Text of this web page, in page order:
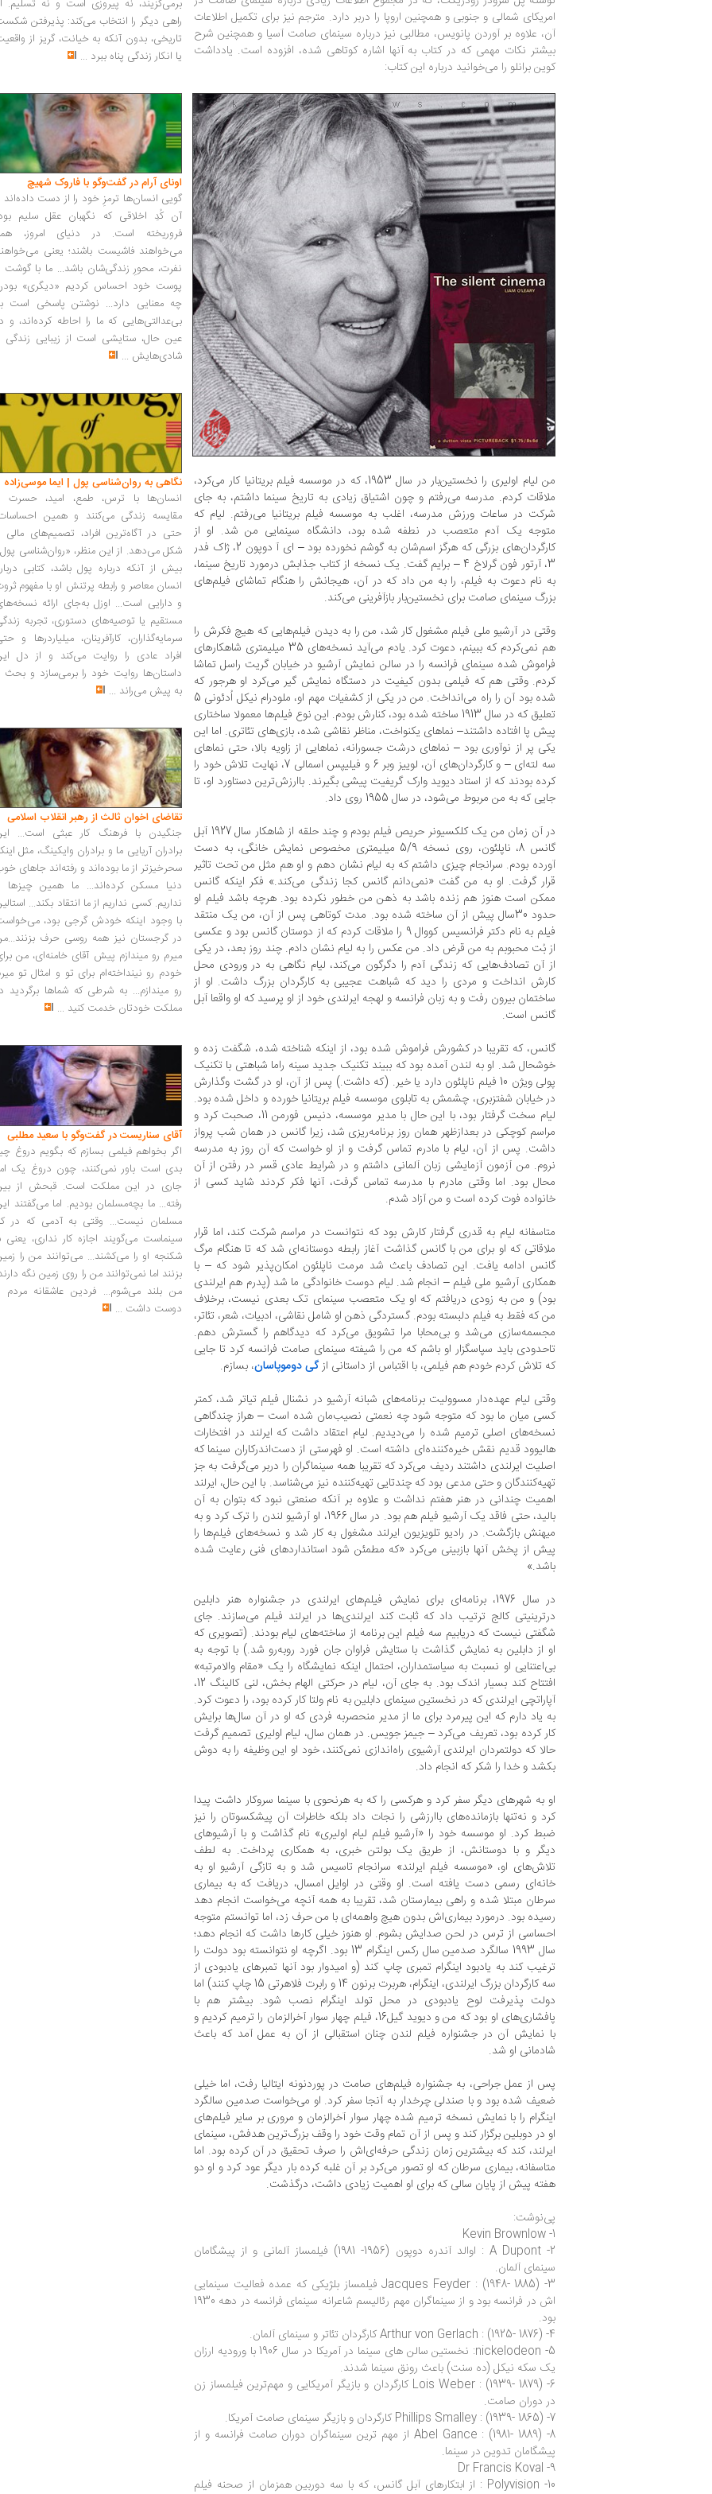
امریکای شمالی و جنوبی و همچنین اروپا را دربر دارد. مترجم نیز برای تکمیل اطلاعات
آن، علاوه بر آوردن پانویس، مطالبی نیز درباره سینمای صامت آسیا و همچنین شرح
بیشتر نکات مهمی که در کتاب به آنها اشاره کوتاهی شده، افزوده است. یادداشت
کوین برانلو را می‌خوانید درباره این کتاب:
من لیام اولیری را نخستین‌بار در سال 1953، که در موسسه فیلم بریتانیا کار می‌کرد،
ملاقات کردم. مدرسه می‌رفتم و چون اشتیاق زیادی به تاریخ سینما داشتم، به جای
شرکت در ساعات ورزش مدرسه، اغلب به موسسه فیلم بریتانیا می‌رفتم. لیام که
متوجه یک آدم متعصب در نطفه شده بود، دانشگاه سینمایی من شد. او از
کارگردان‌های بزرگی که هرگز اسم‌شان به گوشم نخورده بود – ‌ای آ دوپون 2، ژاک فدر
3، آرتور فون گرلاخ 4 – برایم گفت. یک نسخه از کتاب جذابش درمورد تاریخ سینما،
به نام دعوت به فیلم، را به من داد که در آن، هیجانش را هنگام تماشای فیلم‌های
بزرگ سینمای صامت برای نخستین‌بار بازآفرینی می‌کند.
وقتی در آرشیو ملی فیلم مشغول کار شد، من را به دیدن فیلم‌هایی که هیچ فکرش را
هم نمی‌کردم که ببینم، دعوت کرد. یادم می‌آید نسخه‌های 35 میلیمتری شاهکارهای
فراموش شده سینمای فرانسه را در سالن نمایش آرشیو در خیابان گریت راسل تماشا
کردم. وقتی هم که فیلمی بدون کیفیت در دستگاه نمایش گیر می‌کرد او هرجور که
شده بود آن را راه می‌انداخت. من در یکی از کشفیات مهم او، ملودرام نیکل اُدئونی 5
تعلیق که در سال 1913 ساخته شده بود، کنارش بودم. این نوع فیلم‌ها معمولا ساختاری
پیش پا افتاده داشتند– نماهای یکنواخت، مناظر نقاشی شده، بازی‌های تئاتری. اما این
یکی پر از نوآوری بود – نماهای درشت جسورانه، نماهایی از زاویه بالا، حتی نماهای
سه لته‌ای – و کارگردان‌های آن، لوییز وبر 6 و فیلیپس اسمالی 7، نهایت تلاش خود را
کرده بودند که از استاد دیوید وارک گریفیت پیشی بگیرند. باارزش‌ترین دستاورد او، تا
جایی که به من مربوط می‌شود، در سال 1955 روی داد.
در آن زمان من یک کلکسیونر حریص فیلم بودم و چند حلقه از شاهکار سال 1927 آبل
گانس 8، ناپلئون، روی نسخه 5/9 میلیمتری مخصوص نمایش خانگی، به دست
آورده بودم. سرانجام چیزی داشتم که به لیام نشان دهم و او هم مثل من تحت تاثیر
قرار گرفت. او به من گفت «نمی‌دانم گانس کجا زندگی می‌کند.» فکر اینکه گانس
ممکن است هنوز هم زنده باشد به ذهن من خطور نکرده بود. هرچه باشد فیلم او
حدود 30سال پیش از آن ساخته شده بود. مدت کوتاهی پس از آن، من یک منتقد
فیلم به نام دکتر فرانسیس کووال 9 را ملاقات کردم که از دوستان گانس بود و عکسی
از بُت محبوبم به من قرض داد. من عکس را به لیام نشان دادم. چند روز بعد، در یکی
از آن تصادف‌هایی که زندگی آدم را دگرگون می‌کند، لیام نگاهی به در ورودی محل
کارش انداخت و مردی را دید که شباهت عجیبی به کارگردان بزرگ داشت. او از
ساختمان بیرون رفت و به زبان فرانسه و لهجه ایرلندی خود از او پرسید که او واقعا آبل
گانس است.
گانس، که تقریبا در کشورش فراموش شده بود، از اینکه شناخته شده، شگفت زده و
خوشحال شد. او به لندن آمده بود که ببیند تکنیک جدید سینه راما شباهتی با تکنیک
پولی ویژن 10 فیلم ناپلئون دارد یا خیر. (که داشت.) پس از آن، او در گشت وگذارش
در خیابان شفتزبری، چشمش به تابلوی موسسه فیلم بریتانیا خورده و داخل شده بود.
لیام سخت گرفتار بود، با این حال با مدیر موسسه، دنیس فورمن 11، صحبت کرد و
مراسم کوچکی در بعدازظهر همان روز برنامه‌ریزی شد، زیرا گانس در همان شب پرواز
داشت. پس از آن، لیام با مادرم تماس گرفت و از او خواست که آن روز به مدرسه
نروم. من آزمون آزمایشی زبان آلمانی داشتم و در شرایط عادی قسر در رفتن از آن
محال بود. اما وقتی مادرم با مدرسه تماس گرفت، آنها فکر کردند شاید کسی از
خانواده فوت کرده است و من آزاد شدم.
متاسفانه لیام به قدری گرفتار کارش بود که نتوانست در مراسم شرکت کند، اما قرار
ملاقاتی که او برای من با گانس گذاشت آغاز رابطه دوستانه‌ای شد که تا هنگام مرگ
گانس ادامه یافت. این تصادف باعث شد مرمت ناپلئون امکان‌پذیر شود که – با
همکاری آرشیو ملی فیلم – انجام شد. لیام دوست خانوادگی ما شد (پدرم هم ایرلندی
بود) و من به زودی دریافتم که او یک متعصب سینمای تک بعدی نیست، برخلاف
من که فقط به فیلم دلبسته بودم. گستردگی ذهن او شامل نقاشی، ادبیات، شعر، تئاتر،
مجسمه‌سازی می‌شد و بی‌محابا مرا تشویق می‌کرد که دیدگاهم را گسترش دهم.
تاحدودی باید سپاسگزار او باشم که من را شیفته سینمای صامت فرانسه کرد تا جایی
که تلاش کردم خودم هم فیلمی، با اقتباس از داستانی ازگی دوموپاسان، بسازم.
وقتی لیام عهده‌دار مسوولیت برنامه‌های شبانه آرشیو در نشنال فیلم تیاتر شد، کمتر
کسی میان ما بود که متوجه شود چه نعمتی نصیب‌مان شده است – هراز چندگاهی
نسخه‌های اصلی ترمیم شده را می‌دیدیم. لیام اعتقاد داشت که ایرلند در افتخارات
هالیوود قدیم نقش خیره‌کننده‌ای داشته است. او فهرستی از دست‌اندرکاران سینما که
اصلیت ایرلندی داشتند ردیف می‌کرد که تقریبا همه سینماگران را دربر می‌گرفت به جز
تهیه‌کنندگان و حتی مدعی بود که چندتایی تهیه‌کننده نیز می‌شناسد. با این حال، ایرلند
اهمیت چندانی در هنر هفتم نداشت و علاوه بر آنکه صنعتی نبود که بتوان به آن
بالید، حتی فاقد یک آرشیو فیلم هم بود. در سال 1966، او آرشیو لندن را ترک کرد و به
میهنش بازگشت. در رادیو تلویزیون ایرلند مشغول به کار شد و نسخه‌های فیلم‌ها را
پیش از پخش آنها بازبینی می‌کرد «که مطمئن شود استانداردهای فنی رعایت شده
باشد.»
در سال 1976، برنامه‌ای برای نمایش فیلم‌های ایرلندی در جشنواره هنر دابلین
در‌ترینیتی کالج ترتیب داد که ثابت کند ایرلندی‌ها در ایرلند فیلم می‌سازند. جای
شگفتی نیست که دریابیم سه فیلم این برنامه از ساخته‌های لیام بودند. (تصویری که
او از دابلین به نمایش گذاشت با ستایش فراوان جان فورد روبه‌رو شد.) با توجه به
بی‌اعتنایی او نسبت به سیاستمداران، احتمال اینکه نمایشگاه را یک «مقام والامرتبه»
افتتاح کند بسیار اندک بود. به جای آن، لیام در حرکتی الهام بخش، لنی کالینگ 12،
آپاراتچی ایرلندی که در نخستین سینمای دابلین به نام ولتا کار کرده بود، را دعوت کرد.
به یاد دارم که این پیرمرد برای ما از مدیر منحصربه فردی که او در آن سال‌ها برایش
کار کرده بود، تعریف می‌کرد – جیمز جویس. در همان سال، لیام اولیری تصمیم گرفت
حالا که دولتمردان ایرلندی آرشیوی راه‌اندازی نمی‌کنند، خود او این وظیفه را به دوش
بکشد و خدا را شکر که انجام داد.
او به شهرهای دیگر سفر کرد و هرکسی را که به هرنحوی با سینما سروکار داشت پیدا
کرد و نه‌تنها بازمانده‌های باارزشی را نجات داد بلکه خاطرات آن پیشکسوتان را نیز
ضبط کرد. او موسسه خود را «آرشیو فیلم لیام اولیری» نام گذاشت و با آرشیوهای
دیگر و با دوستانش، از طریق یک بولتن خبری، به همکاری پرداخت. به لطف
تلاش‌های او، «موسسه فیلم ایرلند» سرانجام تاسیس شد و به تازگی آرشیو او به
خانه‌ای رسمی دست یافته است. او وقتی در اوایل امسال، دریافت که به بیماری
سرطان مبتلا شده و راهی بیمارستان شد، تقریبا به همه آنچه می‌خواست انجام دهد
رسیده بود. درمورد بیماری‌اش بدون هیچ واهمه‌ای با من حرف زد، اما توانستم متوجه
احساسی از ترس در لحن صدایش بشوم. او هنوز خیلی کارها داشت که انجام دهد؛
سال 1993 سالگرد صدمین سال رکس اینگرام 13 بود. اگرچه او نتوانسته بود دولت را
ترغیب کند به یادبود اینگرام تمبری چاپ کند (و امیدوار بود آنها تمبرهای یادبودی از
سه کارگردان بزرگ ایرلندی، اینگرام، هربرت برنون 14 و رابرت فلاهرتی 15 چاپ کنند) اما
دولت پذیرفت لوح یادبودی در محل تولد اینگرام نصب شود. بیشتر هم با
پافشاری‌های او بود که من و دیوید گیل16، فیلم چهار سوار آخرالزمان را ترمیم کردیم و
با نمایش آن در جشنواره فیلم لندن چنان استقبالی از آن به عمل آمد که باعث
شادمانی او شد.
پس از عمل جراحی، به جشنواره فیلم‌های صامت در پوردنونه ایتالیا رفت، اما خیلی
ضعیف شده بود و با صندلی چرخدار به آنجا سفر کرد. او می‌خواست صدمین سالگرد
اینگرام را با نمایش نسخه ترمیم شده چهار سوار آخرالزمان و مروری بر سایر فیلم‌های
او در دوبلین برگزار کند و پس از آن تمام وقت خود را وقف بزرگ‌ترین هدفش، سینمای
ایرلند، کند که بیشترین زمان زندگی حرفه‌ای‌اش را صرف تحقیق در آن کرده بود. اما
متاسفانه، بیماری سرطان که او تصور می‌کرد بر آن غلبه کرده بار دیگر عود کرد و او دو
هفته پیش از پایان سالی که برای او اهمیت زیادی داشت، درگذشت.
پی‌نوشت:
1- Kevin Brownlow
2- A Dupont : اوالد آندره دوپون (1956- 1981) فیلمساز آلمانی و از پیشگامان
سینمای آلمان.
3- Jacques Feyder : (1948- 1885) فیلمساز بلژیکی که عمده فعالیت سینمایی
اش در فرانسه بود و از سینماگران مهم رئالیسم شاعرانه سینمای فرانسه در دهه 1930
بود.
4- Arthur von Gerlach : (1925- 1876) کارگردان تئاتر و سینمای آلمان.
5- nickelodeon: نخستین سالن های سینما در آمریکا در سال 1906 با ورودیه ارزان
یک سکه نیکل (ده سنت) باعث رونق سینما شدند.
6- Lois Weber : (1939- 1879) کارگردان و بازیگر آمریکایی و مهم‌ترین فیلمساز زن
در دوران صامت.
7- Phillips Smalley : (1939- 1865) کارگردان و بازیگر سینمای صامت آمریکا.
8- Abel Gance : (1981- 1889) از مهم ترین سینماگران دوران صامت فرانسه و از
پیشگامان تدوین در سینما.
9- Dr Francis Koval
10- Polyvision : از ابتکارهای آبل گانس، که با سه دوربین همزمان از صحنه فیلم
برمی‌گزیند، نه پیروزی است و نه تسلیم.
راهی دیگر را انتخاب می‌کند: پذیرفتن
تاریخی، بدون آنکه به خیانت، گریز از
یا انکار زندگی پناه ببرد ...
اونای آرام در گفت‌وگو با فاروک شهیچ‭
گویی انسان‌ها ترمزِ خود را از دست داده‌اند
آن کُدِ اخلاقی که نگهبان عقل سلیم
فروریخته است. در دنیای امروز،
می‌خواهند فاشیست باشند؛ یعنی
نفرت، محورِ زندگی‌شان باشد... ما با گوشت
پوست خود احساس کردیم «دیگری»
چه معنایی دارد... نوشتن پاسخی است
بی‌عدالتی‌هایی که ما را احاطه کرده‌اند، و
عین حال، ستایشی است از زیبایی زندگی
شادی‌هایش ...
نگاهی به روان‌شناسی پول | ایما موسی‌زاده
انسان‌ها با ترس، طمع، امید، حسرت
مقایسه زندگی می‌کنند و همین
حتی در آگاه‌ترین افراد، تصمیم‌های مالی
شکل می‌دهد. از این منظر، «روان‌شناسی
بیش از آنکه درباره پول باشد، کتابی
انسان معاصر و رابطه پرتنش او با مفهوم
و دارایی است... اوزل به‌جای ارائه
مستقیم یا توصیه‌های دستوری، تجربه
سرمایه‌گذاران، کارآفرینان، میلیاردرها و
افراد عادی را روایت می‌کند و از دل
داستان‌ها روایت خود را برمی‌سازد و بحث
به پیش می‌راند ...
تقاضای اخوان ثالث از رهبر انقلاب اسلامی
جنگیدن با فرهنگ کار عبثی است...
برادران آریایی ما و برادران وایکینگ، مثل
سحرخیزتر از ما بوده‌اند و رفته‌اند جاهای
دنیا مسکن کرده‌اند... ما همین چیزها
نداریم. کسی نداریم از ما انتقاد بکند...
با وجود اینکه خودش گرجی بود،
در گرجستان نیز همه روسی حرف
میرم رو میندازم پیش آقای خامنه‌ای، من
خودم رو نینداخته‌ام برای تو و امثال تو
رو میندازم... به شرطی که شماها برگردید
مملکت خودتان خدمت کنید ...
آقای سناریست در گفت‌وگو با سعید مطلبی
اگر بخواهم فیلمی بسازم که بگویم دروغ
بدی است باور نمی‌کنند، چون دروغ یک
جاری در این مملکت است. قبحش از
رفته... ما بچه‌مسلمان بودیم. اما می‌گفتند
مسلمان نیست... وقتی به آدمی که در
سینماست می‌گویند اجازه کار نداری، یعنی
شکنجه او را می‌کشند... می‌توانند من را
بزنند اما نمی‌توانند من را روی زمین نگه
من بلند می‌شوم... فردین عاشقانه مردم
دوست داشت ...